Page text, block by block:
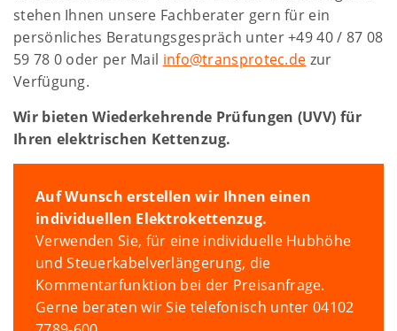
stehen Ihnen unsere Fachberater gern für ein
persönliches Beratungsgespräch unter +49 40 / 87 08
59 78 0 oder per Mail info@transprotec.de zur
Verfügung.
Wir bieten Wiederkehrende Prüfungen (UVV) für
Ihren elektrischen Kettenzug.
Auf Wunsch erstellen wir Ihnen einen
individuellen Elektrokettenzug.
Verwenden Sie, für eine individuelle Hubhöhe
und Steuerkabelverlängerung, die
Kommentarfunktion bei der Preisanfrage.
Gerne beraten wir Sie telefonisch unter 04102